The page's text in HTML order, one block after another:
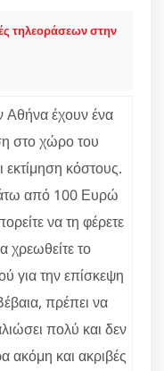
τηλεοράσεων στην
Αθήνα έχουν ένα
στο χώρο του
εκτίμηση κόστους.
από 100 Ευρώ
να τη φέρετε
χρεωθείτε το
για την επίσκεψη
πρέπει να
πολύ και δεν
ακόμη και ακριβές